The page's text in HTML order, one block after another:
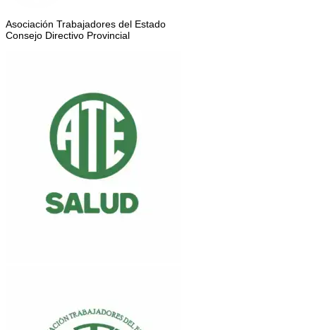
Asociación Trabajadores del Estado
Consejo Directivo Provincial